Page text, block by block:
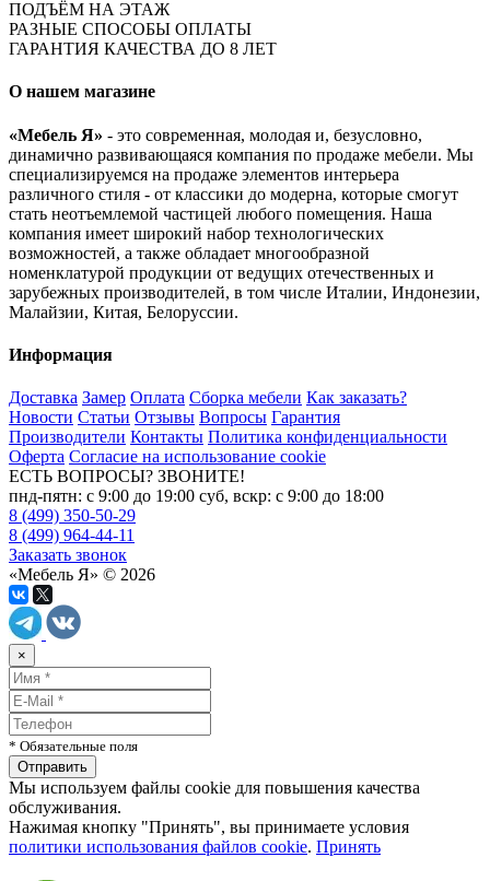
ПОДЪЁМ НА ЭТАЖ
РАЗНЫЕ СПОСОБЫ ОПЛАТЫ
ГАРАНТИЯ КАЧЕСТВА ДО 8 ЛЕТ
О нашем магазине
«Мебель Я» - это современная, молодая и, безусловно,
динамично развивающаяся компания по продаже мебели. Мы
специализируемся на продаже элементов интерьера
различного стиля - от классики до модерна, которые смогут
стать неотъемлемой частицей любого помещения. Наша
компания имеет широкий набор технологических
возможностей, а также обладает многообразной
номенклатурой продукции от ведущих отечественных и
зарубежных производителей, в том числе Италии, Индонезии,
Малайзии, Китая, Белоруссии.
Информация
Доставка Замер Оплата Сборка мебели Как заказать?
Новости Статьи Отзывы Вопросы Гарантия
Производители Контакты Политика конфиденциальности
Оферта Согласие на использование cookie
ЕСТЬ ВОПРОСЫ? ЗВОНИТЕ!
пнд-пятн: с 9:00 до 19:00 суб, вскр: с 9:00 до 18:00
8 (499) 350-50-29
8 (499) 964-44-11
Заказать звонок
«Мебель Я» © 2026
×
* Обязательные поля
Мы используем файлы cookie для повышения качества
обслуживания.
Нажимая кнопку "Принять", вы принимаете условия
политики использования файлов cookie. Принять